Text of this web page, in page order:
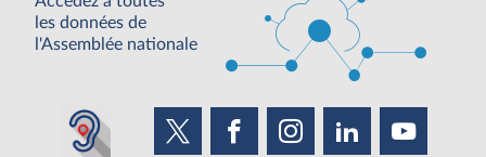
les données de
l'Assemblée nationale